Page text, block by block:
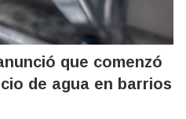
que comenzó
de agua en barrios